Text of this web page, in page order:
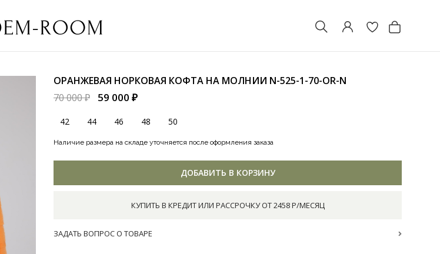
ОРАНЖЕВАЯ НОРКОВАЯ КОФТА НА МОЛНИИ N-525-1-70-OR-N
70 000 ₽
59 000 ₽
42 44 46 48 50
Наличие размера на складе уточняется после оформления заказа
ДОБАВИТЬ В КОРЗИНУ
КУПИТЬ В КРЕДИТ ИЛИ РАССРОЧКУ ОТ 2458 Р/МЕСЯЦ
ЗАДАТЬ ВОПРОС О ТОВАРЕ